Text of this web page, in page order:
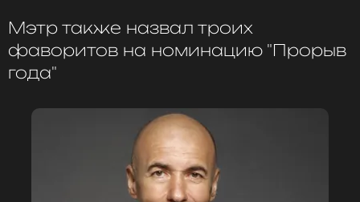
Мэтр также назвал троих
фаворитов на номинацию "Прорыв
года"